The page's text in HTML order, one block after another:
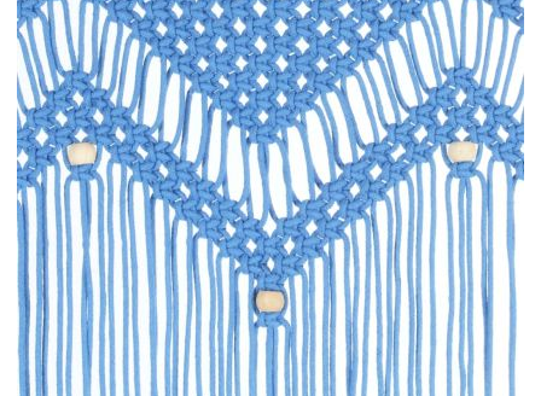
Купи на изплащане
Credit calculator
Завеса макраме, синя, 140x240 см, памук
Please select credit institution
Цена на продукта: €27.00
Extraction of information from credit institutions
Предоставената таблица е с информационна цел.
Добавете продукта в количката си с бутона "Добави в
количката" и при поръчка ще можете да изберете броя
вноски на кредита.
Acest tabel are caracter informativ. Adăugați produsul în
coșul de cumpărături unde veți putea selecta detaliile
cererii de creditare.